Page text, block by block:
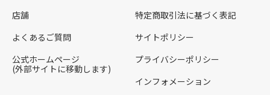
店舗
よくあるご質問
公式ホームページ
(外部サイトに移動します)
特定商取引法に基づく表記
サイトポリシー
プライバシーポリシー
インフォメーション